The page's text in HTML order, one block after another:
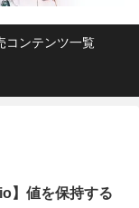
コンテンツ一覧
】値を保持する